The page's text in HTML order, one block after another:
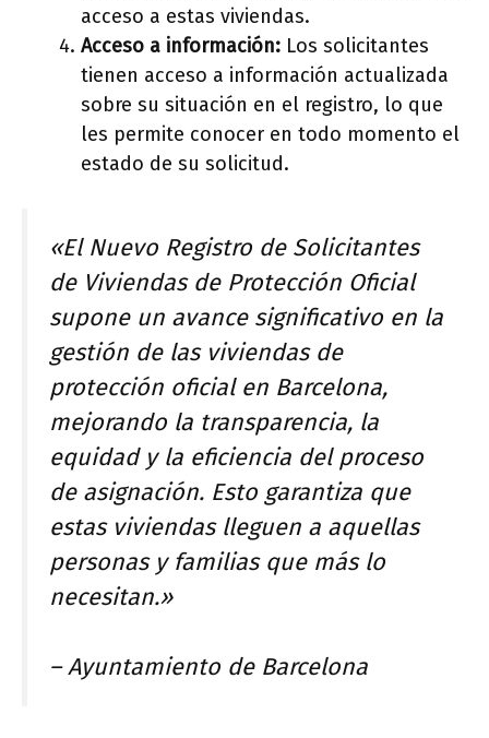
acceso a estas viviendas.
Acceso a información: Los solicitantes
tienen acceso a información actualizada
sobre su situación en el registro, lo que
les permite conocer en todo momento el
estado de su solicitud.
«El Nuevo Registro de Solicitantes
de Viviendas de Protección Oficial
supone un avance significativo en la
gestión de las viviendas de
protección oficial en Barcelona,
mejorando la transparencia, la
equidad y la eficiencia del proceso
de asignación. Esto garantiza que
estas viviendas lleguen a aquellas
personas y familias que más lo
necesitan.»
– Ayuntamiento de Barcelona